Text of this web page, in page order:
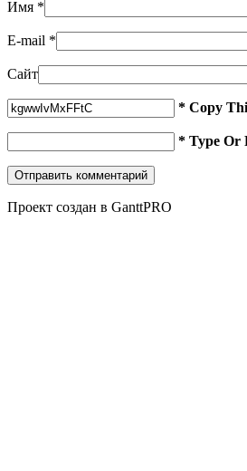
Имя *
E-mail *
Сайт
* Copy
* Type Or
Проект создан в GanttPRO